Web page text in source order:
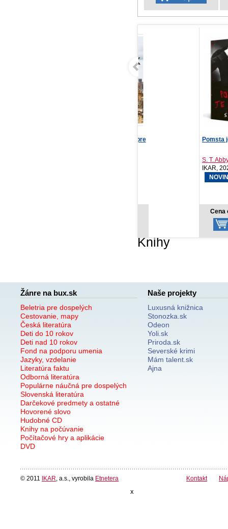
Pomsta je krvavá 1
Knihy
Žánre na bux.sk
Beletria pre dospelých
Cestovanie, mapy
Česká literatúra
Deti do 10 rokov
Deti nad 10 rokov
Fond na podporu umenia
Jazyky, vzdelanie
Literatúra faktu
Odborná literatúra
Populárne náučná pre dospelých
Slovenská literatúra
Darčekové predmety a ostatné
Hovorené slovo
Hudobné CD
Knihy na počúvanie
Počítačové hry a aplikácie
DVD
Naše projekty
Luxusná knižnica
Stonozka.sk
Odeon
Yoli.sk
Priroda.sk
Severské krimi
Mám talent.sk
Ajna
© 2011 IKAR , a.s., vyrobila Etnetera Kontakt
x